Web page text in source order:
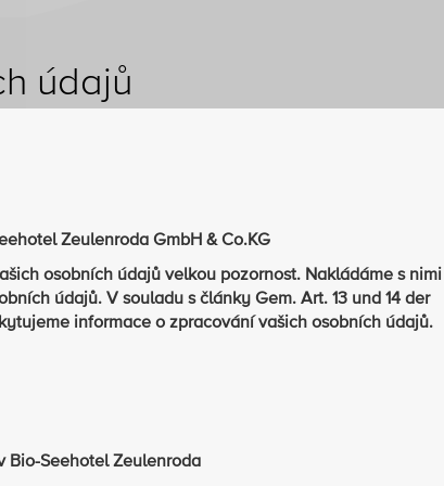
údajů
Zeulenroda GmbH & Co.KG
osobních údajů velkou pozornost. Nakládáme s
údajů. V souladu s články Gem. Art. 13 und 14 der
informace o zpracování vašich osobních údajů.
Bio-Seehotel Zeulenroda